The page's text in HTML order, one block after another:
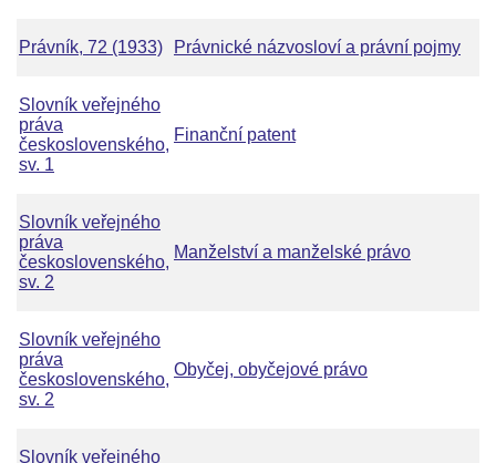
Právník, 72 (1933) Právnické názvosloví a právní pojmy
Slovník veřejného
práva
československého,
sv. 1
Finanční patent
Slovník veřejného
práva
československého,
sv. 2
Manželství a manželské právo
Slovník veřejného
práva
československého,
sv. 2
Obyčej, obyčejové právo
Slovník veřejného